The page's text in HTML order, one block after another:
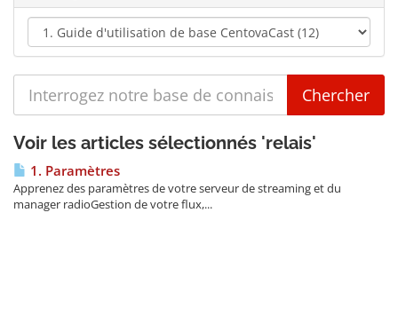
Voir les articles sélectionnés 'relais'
1. Paramètres
Apprenez des paramètres de votre serveur de streaming et du
manager radioGestion de votre flux,...